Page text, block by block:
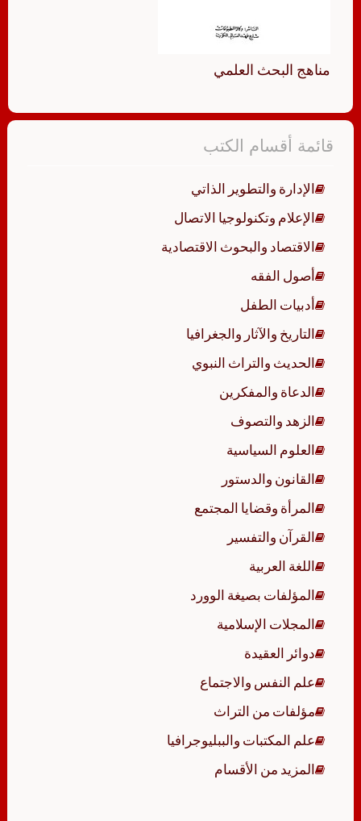
مناهج البحث العلمي
قائمة أقسام الكتب
الإدارة والتطوير الذاتي
الإعلام وتكنولوجيا الاتصال
الاقتصاد والبحوث الاقتصادية
أصول الفقه
أدبيات الطفل
التاريخ والآثار والجغرافيا
الحديث والتراث النبوي
الدعاة والمفكرين
الزهد والتصوف
العلوم السياسية
القانون والدستور
المرأة وقضايا المجتمع
القرآن والتفسير
اللغة العربية
المؤلفات بصيغة الوورد
المجلات الإسلامية
دوائر العقيدة
علم النفس والاجتماع
مؤلفات من التراث
علم المكتبات والببليوجرافيا
المزيد من الأقسام